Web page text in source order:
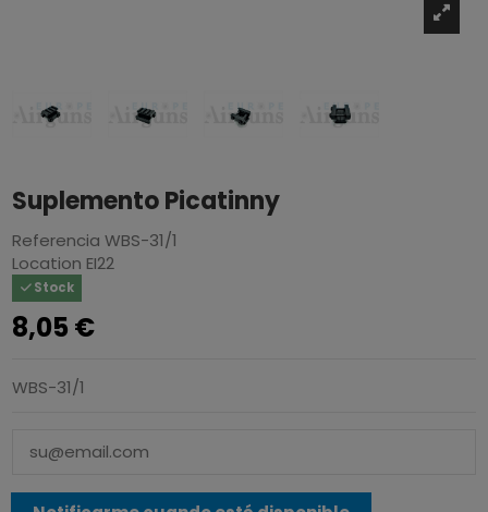
Suplemento Picatinny
Referencia WBS-31/1
Location EI22
Stock
8,05 €
WBS-31/1